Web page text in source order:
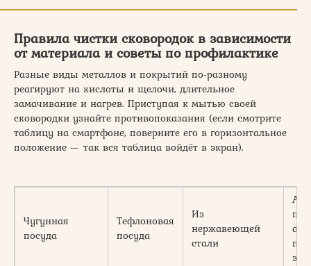
Правила чистки сковородок в зависимости
от материала и советы по профилактике
Разные виды металлов и покрытий по-разному
реагируют на кислоты и щелочи, длительное
замачивание и нагрев. Приступая к мытью своей
сковородки узнайте противопоказания (если смотрите
таблицу на смартфоне, поверните его в горизонтальное
положение — так вся таблица войдёт в экран).
Чугунная
посуда
Тефлоновая
посуда
Из
нержавеющей
стали